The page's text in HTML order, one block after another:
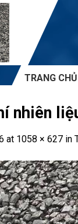
TRANG CHỦ
nhiên
at 1058 × 627 in